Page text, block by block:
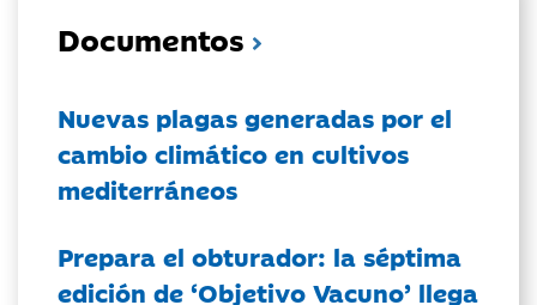
Documentos
Nuevas plagas generadas por el
cambio climático en cultivos
mediterráneos
Prepara el obturador: la séptima
edición de ‘Objetivo Vacuno’ llega